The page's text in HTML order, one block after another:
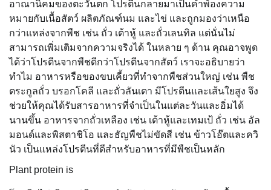
อาณานิคมของตะวันตก โปรตีนกลายมาเป็นคำพ้องความ
หมายกับเนื้อสัตว์ ผลิตภัณฑ์นม และไข่ และถูกมองว่าเหนือ
กว่าแหล่งจากพืช เช่น ถั่ว เต้าหู้ และถั่วเลนทิล แต่นั่นไม่
สามารถเพิ่มเติมจากความจริงได้ ในหลาย ๆ ด้าน คุณอาจพูด
ได้ว่าโปรตีนจากพืชดีกว่าโปรตีนจากสัตว์ เราจะอธิบายว่า
ทำไม อาหารหรือของขบเคี้ยวที่ทำจากพืชส่วนใหญ่ เช่น พืช
ตระกูลถั่ว บรอกโคลี และถั่วลันเตา มีโปรตีนและเส้นใยสูง จึง
ช่วยให้คุณได้รับสารอาหารที่จำเป็นในแต่ละวันและอิ่มได้
นานขึ้น อาหารจากถั่วเหลือง เช่น เต้าหู้และเทมเป้ ถั่ว เช่น อัล
มอนด์และพิสตาชิโอ และธัญพืชไม่ขัดสี เช่น ข้าวโอ๊ตและควิ
นัว เป็นแหล่งโปรตีนที่ดีสำหรับอาหารที่มีพืชเป็นหลัก
Plant protein is